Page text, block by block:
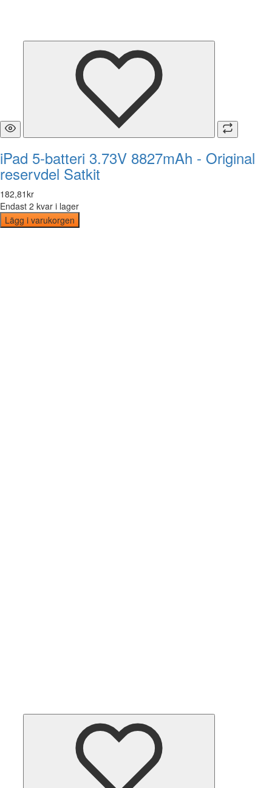
iPad 5-batteri 3.73V 8827mAh - Original
reservdel Satkit
182,81kr
Endast 2 kvar i lager
Lägg i varukorgen